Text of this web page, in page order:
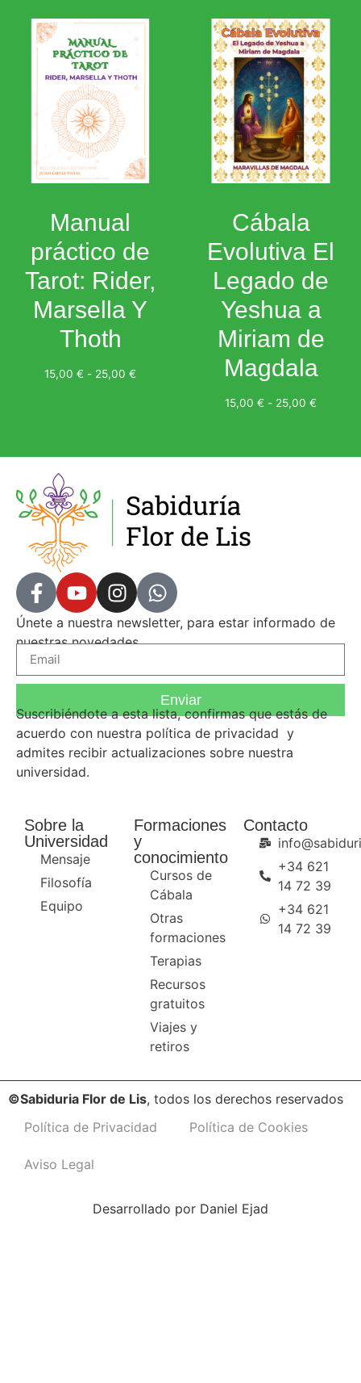
Manual
práctico de
Tarot: Rider,
Marsella Y
Thoth
15,00 € - 25,00 €
Cábala
Evolutiva El
Legado de
Yeshua a
Miriam de
Magdala
15,00 € - 25,00 €
Únete a nuestra newsletter, para estar informado de
nuestras novedades.
Enviar
Suscribiéndote a esta lista, confirmas que estás de
acuerdo con nuestra política de privacidad y
admites recibir actualizaciones sobre nuestra
universidad.
Sobre la
Universidad
Mensaje
Filosofía
Equipo
Formaciones
y
conocimiento
Cursos de
Cábala
Otras
formaciones
Terapias
Recursos
gratuitos
Viajes y
retiros
Contacto
+34 621
14 72 39
+34 621
14 72 39
©Sabiduria Flor de Lis, todos los derechos reservados
Política de Privacidad
Política de Cookies
Aviso Legal
Desarrollado por Daniel Ejad